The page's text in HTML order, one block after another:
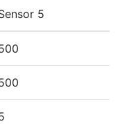
5